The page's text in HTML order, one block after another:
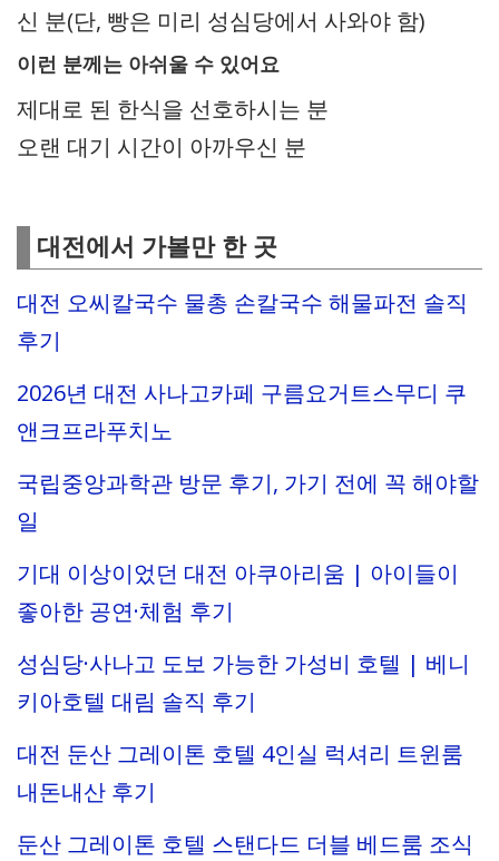
신 분(단, 빵은 미리 성심당에서 사와야 함)
이런 분께는 아쉬울 수 있어요
제대로 된 한식을 선호하시는 분
오랜 대기 시간이 아까우신 분
대전에서 가볼만 한 곳
대전 오씨칼국수 물총 손칼국수 해물파전 솔직
후기
2026년 대전 사나고카페 구름요거트스무디 쿠
앤크프라푸치노
국립중앙과학관 방문 후기, 가기 전에 꼭 해야할
일
기대 이상이었던 대전 아쿠아리움 | 아이들이
좋아한 공연·체험 후기
성심당·사나고 도보 가능한 가성비 호텔 | 베니
키아호텔 대림 솔직 후기
대전 둔산 그레이톤 호텔 4인실 럭셔리 트윈룸
내돈내산 후기
둔산 그레이톤 호텔 스탠다드 더블 베드룸 조식